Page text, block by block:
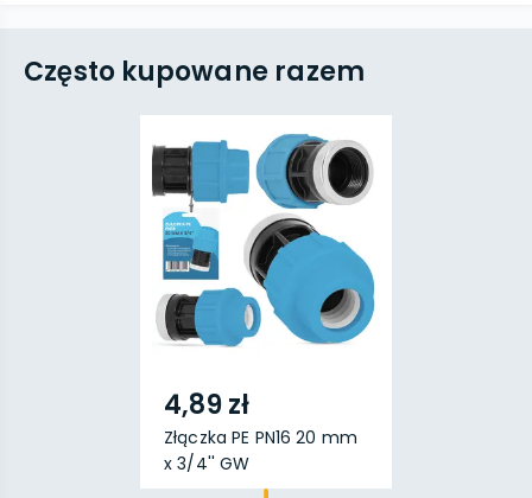
Często kupowane razem
4,89 zł
Złączka PE PN16 20 mm
x 3/4'' GW